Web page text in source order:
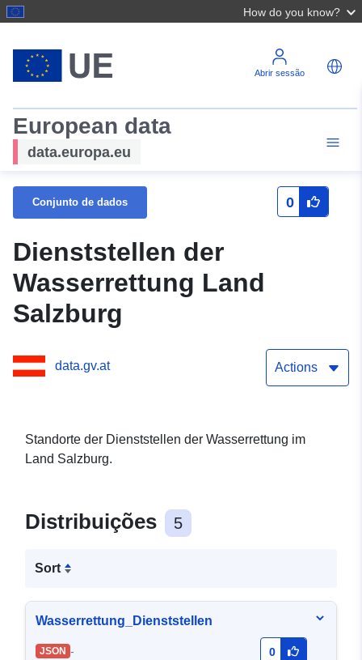
How do you know?
Abrir sessão
European data
data.europa.eu
Conjunto de dados 0
Dienststellen der
Wasserrettung Land
Salzburg
data.gv.at Actions
Standorte der Dienststellen der Wasserrettung im
Land Salzburg.
Distribuições 5
Sort
Wasserrettung_Dienststellen
JSON - 0